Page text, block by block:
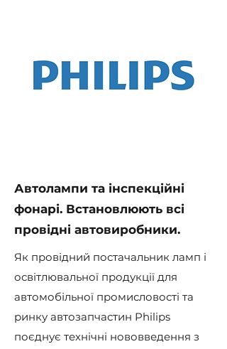
Автолампи та інспекційні
фонарі. Встановлюють всі
провідні автовиробники.
Як провідний постачальник ламп і
освітлювальної продукції для
автомобільної промисловості та
ринку автозапчастин Philips
поєднує технічні нововведення з